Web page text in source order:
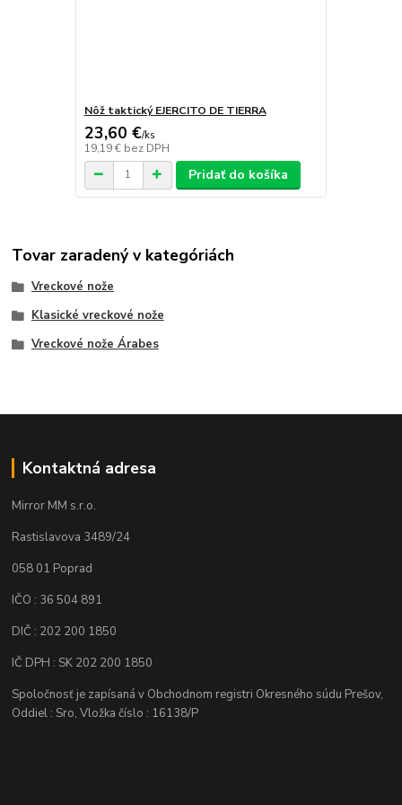
Nôž taktický EJERCITO DE TIERRA
23,60 €/ks
19,19 € bez DPH
Pridať do košíka
Tovar zaradený v kategóriách
Vreckové nože
Klasické vreckové nože
Vreckové nože Árabes
Kontaktná adresa
Mirror MM s.r.o.
Rastislavova 3489/24
058 01 Poprad
IČO : 36 504 891
DIČ : 202 200 1850
IČ DPH : SK 202 200 1850
Spoločnosť je zapísaná v Obchodnom registri Okresného súdu Prešov,
Oddiel : Sro, Vložka číslo : 16138/P